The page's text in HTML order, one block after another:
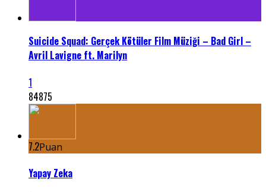
Suicide Squad: Gerçek Kötüler Film Müziği – Bad Girl –
Avril Lavigne ft. Marilyn
1
84875
7.2Puan
Yapay Zeka